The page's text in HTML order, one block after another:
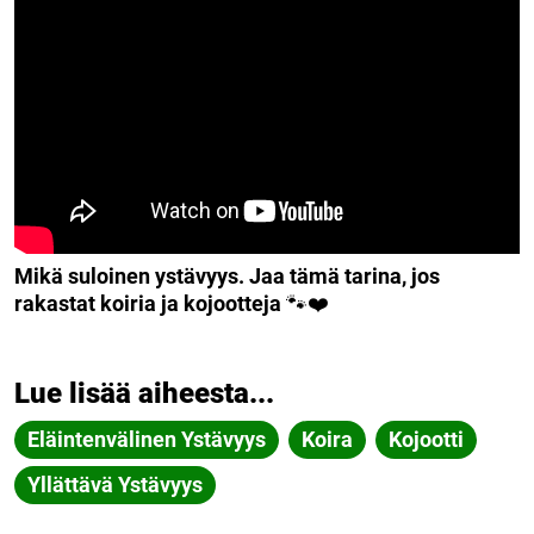
Mikä suloinen ystävyys. Jaa tämä tarina, jos
rakastat koiria ja kojootteja 🐾❤️
Lue lisää aiheesta...
Eläintenvälinen Ystävyys Koira
Kojootti
Yllättävä Ystävyys